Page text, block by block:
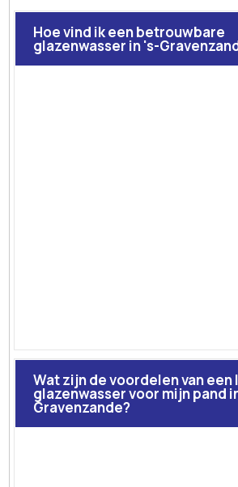
Hoe vind ik een betrouwbare
glazenwasser in 's-
Wat zijn de voordelen van een
glazenwasser voor mijn pand
Gravenzande?